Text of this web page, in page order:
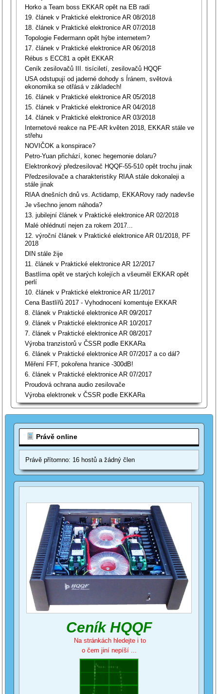
Horko a Team boss EKKAR opět na EB radí
19. článek v Praktické elektronice AR 08/2018
18. článek v Praktické elektronice AR 07/2018
Topologie Federmann opět hýbe internetem?
17. článek v Praktické elektronice AR 06/2018
Rébus s ECC81 a opět EKKAR
Ceník zesilovačů III. tisíciletí, zesilovačů HQQF
USA odstupují od jaderné dohody s Íránem, světová
ekonomika se otřásá v základech!
16. článek v Praktické elektronice AR 05/2018
15. článek v Praktické elektronice AR 04/2018
14. článek v Praktické elektronice AR 03/2018
Internetové reakce na PE-AR květen 2018, EKKAR stále ve
střehu
NOVIČOK a konspirace?
Petro-Yuan přichází, konec hegemonie dolaru?
Elektronkový předzesilovač HQQF-55-510 opět trochu jinak
Předzesilovače a charakteristiky RIAA stále dokonaleji a
stále jinak
RIAA dnešních dnů vs. Actidamp, EKKARovy rady nadevše
Je všechno jenom náhoda?
13. jubilejní článek v Praktické elektronice AR 02/2018
Malé ohlédnutí nejen za rokem 2017...
12. výroční článek v Praktické elektronice AR 01/2018, PF
2018
DIN stále žije
11. článek v Praktické elektronice AR 12/2017
Bastlírna opět ve starých kolejích a všeuměl EKKAR opět
perlí
10. článek v Praktické elektronice AR 11/2017
Cena Bastlířů 2017 - Vyhodnocení komentuje EKKAR
8. článek v Praktické elektronice AR 09/2017
9. článek v Praktické elektronice AR 10/2017
7. článek v Praktické elektronice AR 08/2017
Výroba tranzistorů v ČSSR podle EKKARa
6. článek v Praktické elektronice AR 07/2017 a co dál?
Měření FFT, pokořena hranice -300dB!
6. článek v Praktické elektronice AR 07/2017
Proudová ochrana audio zesilovače
Výroba elektronek v ČSSR podle EKKARa
Právě online
Právě přítomno: 16 hostů a žádný člen
Ceník HQQF
Na stránkách hledejte i to
o čem jiní nepíší ...